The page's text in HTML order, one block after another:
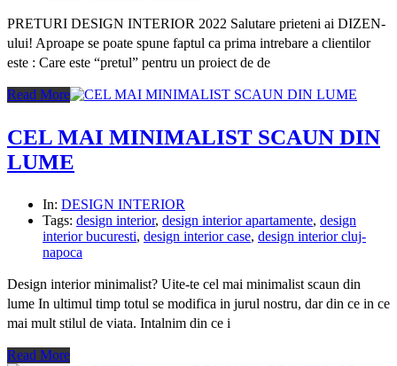
PRETURI DESIGN INTERIOR 2022 Salutare prieteni ai DIZEN-
ului! Aproape se poate spune faptul ca prima intrebare a clientilor
este : Care este “pretul” pentru un proiect de de
Read More
CEL MAI MINIMALIST SCAUN DIN
LUME
In: DESIGN INTERIOR
Tags: design interior, design interior apartamente, design
interior bucuresti, design interior case, design interior cluj-
napoca
Design interior minimalist? Uite-te cel mai minimalist scaun din
lume In ultimul timp totul se modifica in jurul nostru, dar din ce in ce
mai mult stilul de viata. Intalnim din ce i
Read More